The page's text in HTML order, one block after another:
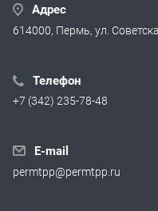
Адрес
614000, Пермь, ул.
Телефон
+7 (342) 235-78-48
E-mail
permtpp@permtpp.ru